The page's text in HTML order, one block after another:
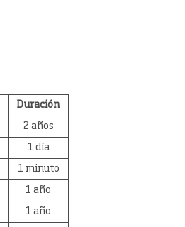
Duración
2 años
1 día
1 minuto
1 año
1 año